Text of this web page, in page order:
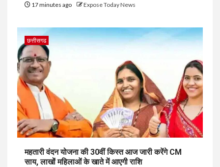
17 minutes ago Expose Today News
छत्तीसगढ
महतारी वंदन योजना की 30वीं किस्त आज जारी करेंगे CM
साय, लाखों महिलाओं के खाते में आएगी राशि